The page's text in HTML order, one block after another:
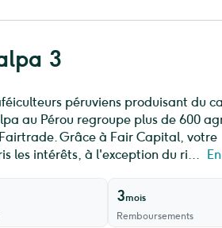
3
péruviens produisant du
au Pérou regroupe plus de 600
Grâce à Fair Capital, votre
les intérêts, à l'exception du ri...
3mois
Remboursements